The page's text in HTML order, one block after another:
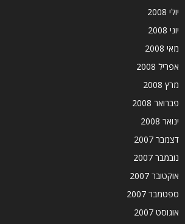
יולי 2008
יוני 2008
מאי 2008
אפריל 2008
מרץ 2008
פברואר 2008
ינואר 2008
דצמבר 2007
נובמבר 2007
אוקטובר 2007
ספטמבר 2007
אוגוסט 2007